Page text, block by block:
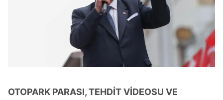
OTOPARK PARASI, TEHDİT VİDEOSU VE